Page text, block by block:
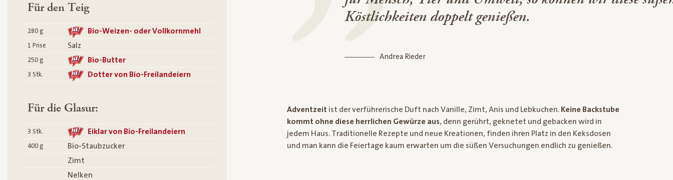
Für den Teig
280 g Bio-Weizen- oder Vollkornmehl
1 Prise Salz
250 g Bio-Butter
3 Stk. Dotter von Bio-Freilandeiern
Für die Glasur:
3 Stk. Eiklar von Bio-Freilandeiern
400 g
Bio-Staubzucker
Zimt
Nelken
Köstlichkeiten doppelt genießen.
Andrea Rieder
Adventzeit ist der verführerische Duft nach Vanille, Zimt, Anis und Lebkuchen. Keine Backstube
kommt ohne diese herrlichen Gewürze aus, denn gerührt, geknetet und gebacken wird in
jedem Haus. Traditionelle Rezepte und neue Kreationen, finden ihren Platz in den Keksdosen
und man kann die Feiertage kaum erwarten um die süßen Versuchungen endlich zu genießen.